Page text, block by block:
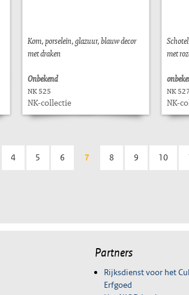
Kom, porselein, glazuur, blauw decor
met draken
Onbekend
NK 525
NK-collectie
met
NK 527
NK-
4 5 6 7 8 9 10
Partners
Rijksdienst voor het
Erfgoed